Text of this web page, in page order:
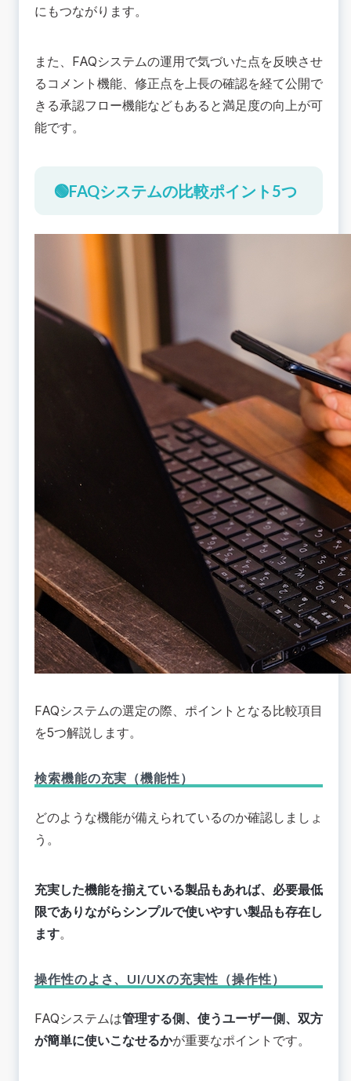
にもつながります。
また、FAQシステムの運用で気づいた点を反映させ
るコメント機能、修正点を上長の確認を経て公開で
きる承認フロー機能などもあると満足度の向上が可
能です。
🟢FAQシステムの比較ポイント5つ
FAQシステムの選定の際、ポイントとなる比較項目
を5つ解説します。
検索機能の充実（機能性）
どのような機能が備えられているのか確認しましょ
う。
充実した機能を揃えている製品もあれば、必要最低
限でありながらシンプルで使いやすい製品も存在し
ます。
操作性のよさ、UI/UXの充実性（操作性）
FAQシステムは管理する側、使うユーザー側、双方
が簡単に使いこなせるかが重要なポイントです。